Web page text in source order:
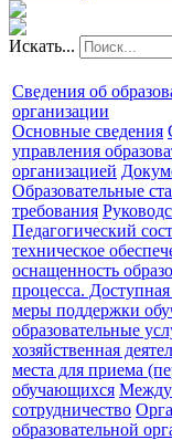
Искать...
Сведения об
организации
Основные сведения
управления
организацией
Образовательные
требования
Педагогический
техническое
оснащенность
процесса. Доступная
меры поддержки
образовательные
хозяйственная
места для приема
обучающихся
сотрудничество
образовательной